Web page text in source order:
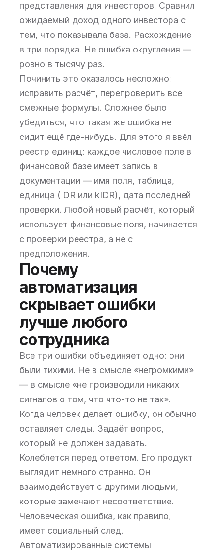
представления для инвесторов. Сравнил
ожидаемый доход одного инвестора с
тем, что показывала база. Расхождение
в три порядка. Не ошибка округления —
ровно в тысячу раз.
Починить это оказалось несложно:
исправить расчёт, перепроверить все
смежные формулы. Сложнее было
убедиться, что такая же ошибка не
сидит ещё где-нибудь. Для этого я ввёл
реестр единиц: каждое числовое поле в
финансовой базе имеет запись в
документации — имя поля, таблица,
единица (IDR или kIDR), дата последней
проверки. Любой новый расчёт, который
использует финансовые поля, начинается
с проверки реестра, а не с
предположения.
Почему
автоматизация
скрывает ошибки
лучше любого
сотрудника
Все три ошибки объединяет одно: они
были тихими. Не в смысле «негромкими»
— в смысле «не производили никаких
сигналов о том, что что-то не так».
Когда человек делает ошибку, он обычно
оставляет следы. Задаёт вопрос,
который не должен задавать.
Колеблется перед ответом. Его продукт
выглядит немного странно. Он
взаимодействует с другими людьми,
которые замечают несоответствие.
Человеческая ошибка, как правило,
имеет социальный след.
Автоматизированные системы